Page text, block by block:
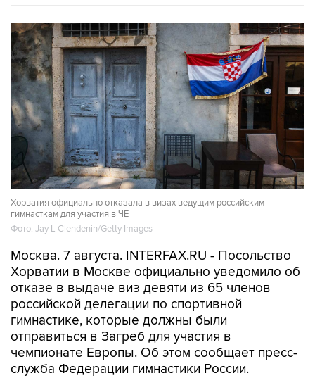
Хорватия официально отказала в визах ведущим российским
гимнасткам для участия в ЧЕ
Фото: Jay L Clendenin/Getty Images
Москва. 7 августа. INTERFAX.RU - Посольство
Хорватии в Москве официально уведомило об
отказе в выдаче виз девяти из 65 членов
российской делегации по спортивной
гимнастике, которые должны были
отправиться в Загреб для участия в
чемпионате Европы. Об этом сообщает пресс-
служба Федерации гимнастики России.